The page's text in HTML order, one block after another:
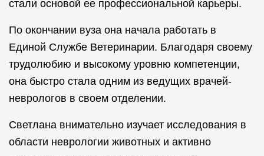
стали основой ее профессиональной карьеры.
По окончании вуза она начала работать в
Единой Службе Ветеринарии. Благодаря своему
трудолюбию и высокому уровню компетенции,
она быстро стала одним из ведущих врачей-
неврологов в своем отделении.
Светлана внимательно изучает исследования в
области неврологии животных и активно